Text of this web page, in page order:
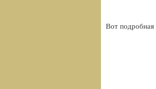
Вот подробная